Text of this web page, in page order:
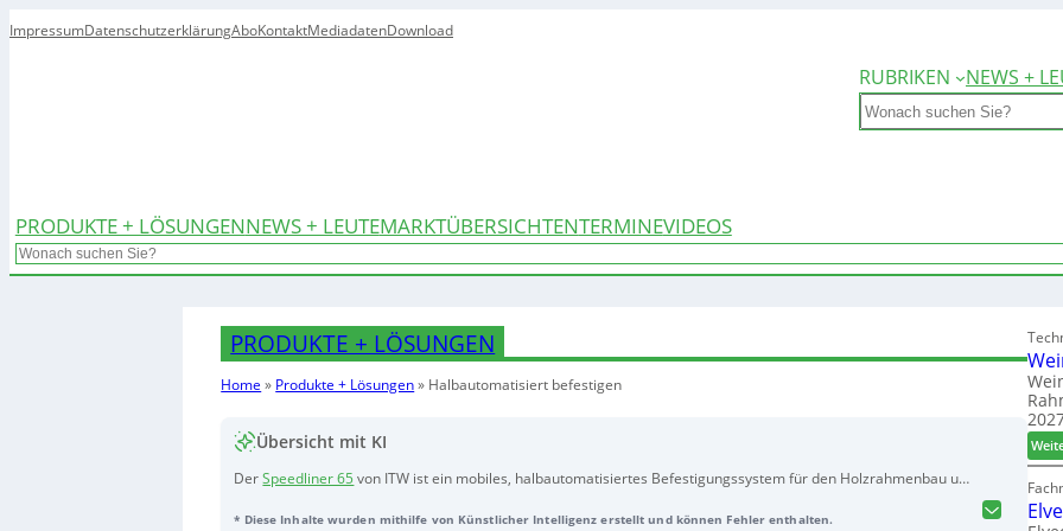
ImpressumDatenschutzerklärungAboKontaktMediadatenDownload
RUBRIKEN
NEWS +
Search
PRODUKTE + LÖSUNGENNEWS + LEUTEMARKTÜBERSICHTENTERMINEVIDEOS
Search
PRODUKTE + LÖSUNGEN
Home » Produkte + Lösungen» Halbautomatisiert befestigen
Übersicht mit KI
DerSpeedliner 65 von ITW ist ein mobiles, halbautomatisiertes Befestigungssystem für den Holzrahmenbau und
wegkontrollierter Eintreibetechnik ermöglicht er eine fach- und normgerechte Befestigung nach Eurocode 5.
* Diese Inhalte wurden mithilfe von Künstlicher Intelligenz erstellt und können Fehler enthalten.